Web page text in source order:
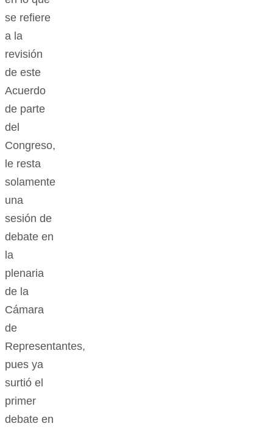
se refiere
a la
revisión
de este
Acuerdo
de parte
del
Congreso,
le resta
solamente
una
sesión de
debate en
la
plenaria
de la
Cámara
de
Representantes,
pues ya
surtió el
primer
debate en